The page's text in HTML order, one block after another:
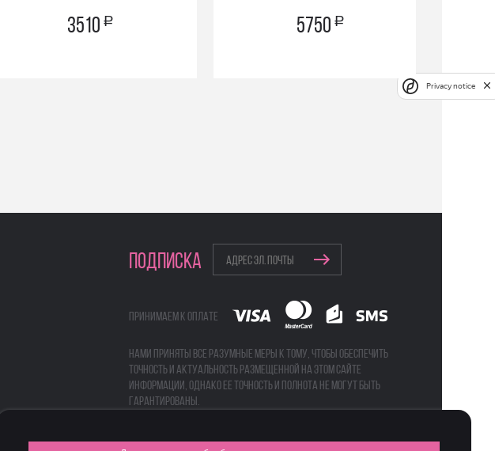
3510 a 5750 a
ПОДПИСКА
Принимаем к оплате
Нами приняты все разумные меры к тому, чтобы обеспечить
точность и актуальность размещенной на этом сайте
информации, однако ее точность и полнота не могут быть
гарантированы.
Privacy notice